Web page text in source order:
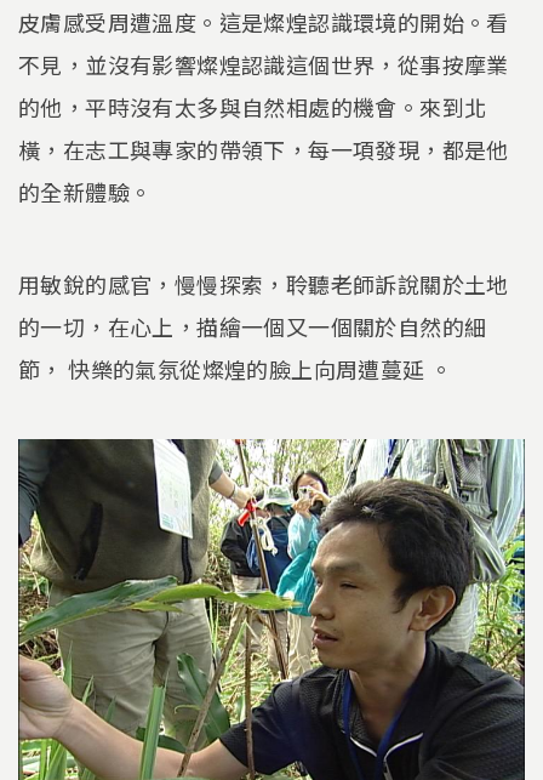
皮膚感受周遭溫度。這是燦煌認識環境的開始。看
不見，並沒有影響燦煌認識這個世界，從事按摩業
的他，平時沒有太多與自然相處的機會。來到北
橫，在志工與專家的帶領下，每一項發現，都是他
的全新體驗。
用敏銳的感官，慢慢探索，聆聽老師訴說關於土地
的一切，在心上，描繪一個又一個關於自然的細
節， 快樂的氣氛從燦煌的臉上向周遭蔓延 。